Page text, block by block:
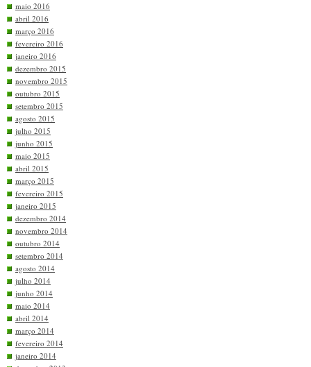
maio 2016
abril 2016
março 2016
fevereiro 2016
janeiro 2016
dezembro 2015
novembro 2015
outubro 2015
setembro 2015
agosto 2015
julho 2015
junho 2015
maio 2015
abril 2015
março 2015
fevereiro 2015
janeiro 2015
dezembro 2014
novembro 2014
outubro 2014
setembro 2014
agosto 2014
julho 2014
junho 2014
maio 2014
abril 2014
março 2014
fevereiro 2014
janeiro 2014